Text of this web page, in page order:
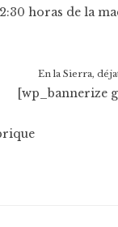
horas de la
En la Sierra,
[wp_bannerize